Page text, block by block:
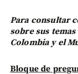
Para consultar
sobre sus
Colombia y el
Bloque de